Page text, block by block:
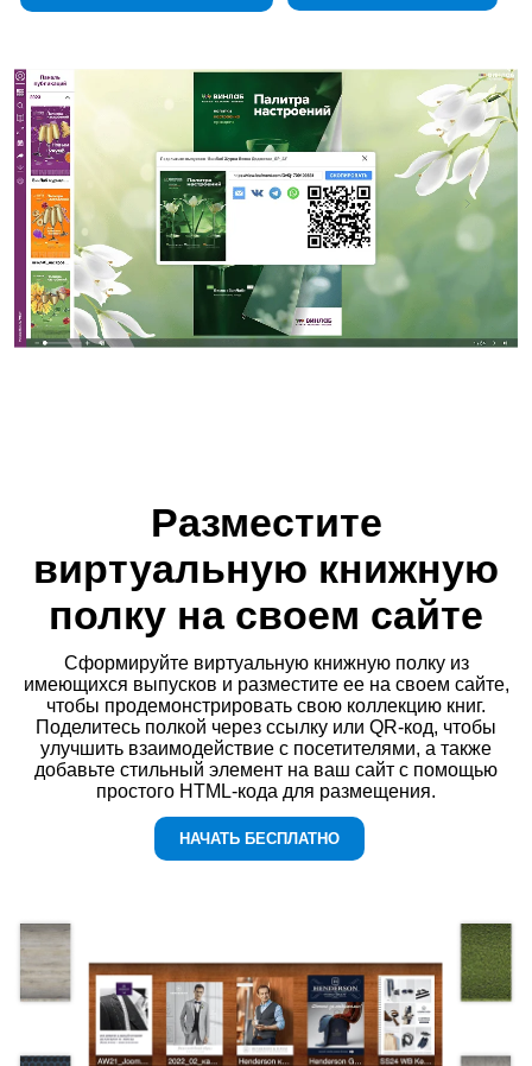
Разместите
виртуальную книжную
полку на своем сайте
Сформируйте виртуальную книжную полку из
имеющихся выпусков и разместите ее на своем сайте,
чтобы продемонстрировать свою коллекцию книг.
Поделитесь полкой через ссылку или QR-код, чтобы
улучшить взаимодействие с посетителями, а также
добавьте стильный элемент на ваш сайт с помощью
простого HTML-кода для размещения.
НАЧАТЬ БЕСПЛАТНО